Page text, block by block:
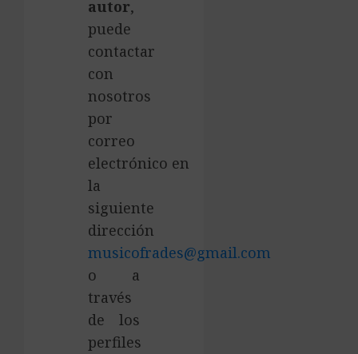
autor,
puede
contactar
con
nosotros
por
correo
electrónico en
la
siguiente
dirección
musicofrades@gmail.com
o a
través
de los
perfiles